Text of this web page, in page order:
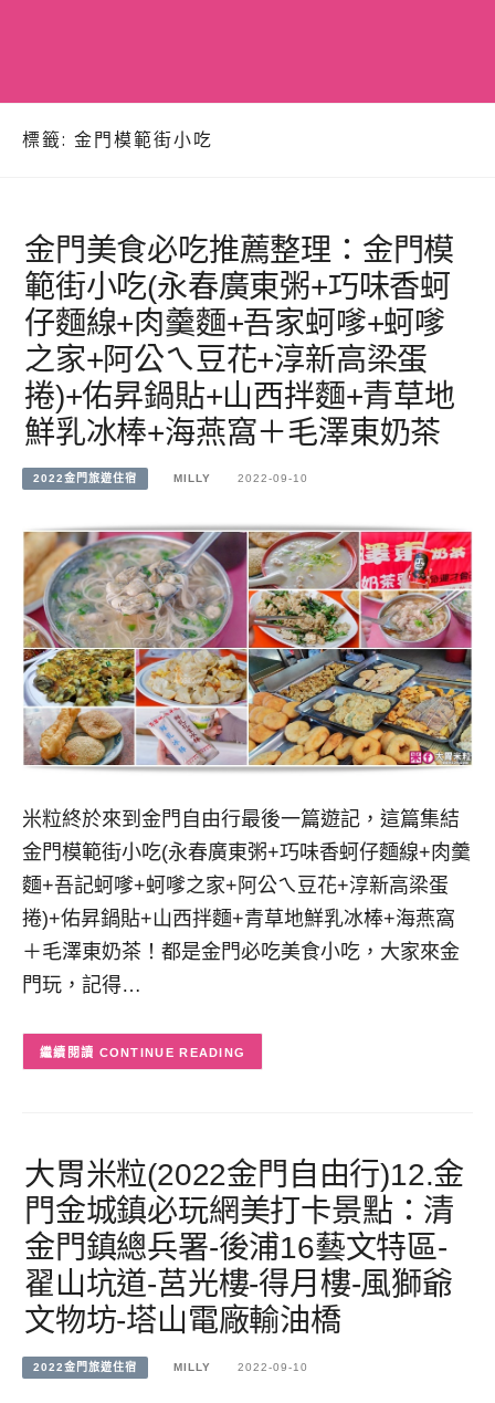
標籤: 金門模範街小吃
金門美食必吃推薦整理：金門模
範街小吃(永春廣東粥+巧味香蚵
仔麵線+肉羹麵+吾家蚵嗲+蚵嗲
之家+阿公ㄟ豆花+淳新高梁蛋
捲)+佑昇鍋貼+山西拌麵+青草地
鮮乳冰棒+海燕窩＋毛澤東奶茶
2022金門旅遊住宿 MILLY 2022-09-10
米粒終於來到金門自由行最後一篇遊記，這篇集結
金門模範街小吃(永春廣東粥+巧味香蚵仔麵線+肉羹
麵+吾記蚵嗲+蚵嗲之家+阿公ㄟ豆花+淳新高梁蛋
捲)+佑昇鍋貼+山西拌麵+青草地鮮乳冰棒+海燕窩
＋毛澤東奶茶！都是金門必吃美食小吃，大家來金
門玩，記得…
CONTINUE READING
大胃米粒(2022金門自由行)12.金
門金城鎮必玩網美打卡景點：清
金門鎮總兵署-後浦16藝文特區-
翟山坑道-莒光樓-得月樓-風獅爺
文物坊-塔山電廠輸油橋
2022金門旅遊住宿 MILLY 2022-09-10